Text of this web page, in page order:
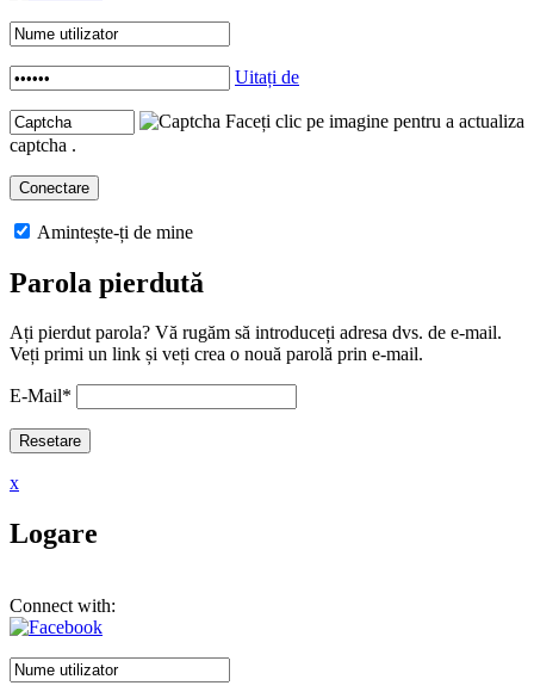
Uitați de
Faceți clic pe imagine pentru a actualiza
captcha .
Amintește-ți de mine
Parola pierdută
Ați pierdut parola? Vă rugăm să introduceți adresa dvs. de e-mail.
Veți primi un link și veți crea o nouă parolă prin e-mail.
E-Mail*
x
Logare
Connect with: